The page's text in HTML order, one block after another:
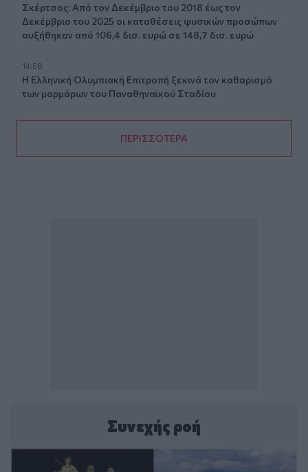
Σκέρτσος: Από τον Δεκέμβριο του 2018 έως τον
Δεκέμβριο του 2025 οι καταθέσεις φυσικών προσώπων
αυξήθηκαν από 106,4 δισ. ευρώ σε 148,7 δισ. ευρώ
14:58
Η Ελληνική Ολυμπιακή Επιτροπή ξεκινά τον καθαρισμό
των μαρμάρων του Παναθηναϊκού Σταδίου
ΠΕΡΙΣΣΟΤΕΡΑ
Συνεχής ροή